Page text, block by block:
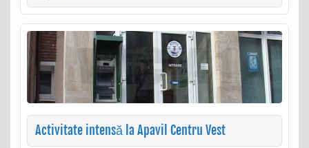
Activitate intensă la Apavil Centru Vest